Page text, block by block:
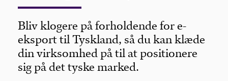
Bliv klogere på forholdende for e-
eksport til Tyskland, så du kan klæde
din virksomhed på til at positionere
sig på det tyske marked.